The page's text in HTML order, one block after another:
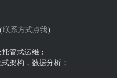
（联系方式点我）
管式运维；
架构，数据分析；